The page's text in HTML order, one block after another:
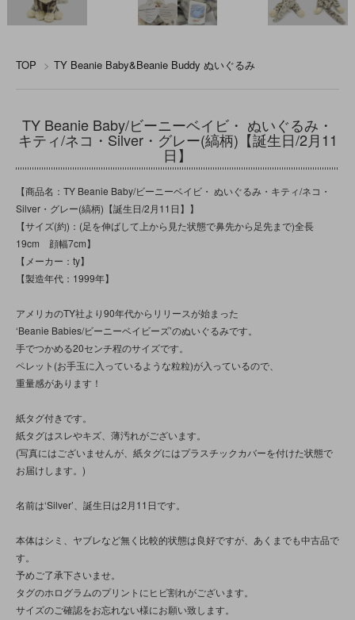
TOP > TY Beanie Baby&Beanie Buddy ぬいぐるみ
TY Beanie Baby/ビーニーベイビ・ ぬいぐるみ・
キティ/ネコ・Silver・グレー(縞柄)【誕生日/2月11
日】
【商品名：TY Beanie Baby/ビーニーベイビ・ ぬいぐるみ・キティ/ネコ・
Silver・グレー(縞柄)【誕生日/2月11日】】
【サイズ(約)：(足を伸ばして上から見た状態で鼻先から足先まで)全長
19cm 顔幅7cm】
【メーカー：ty】
【製造年代：1999年】
アメリカのTY社より90年代からリリースが始まった
‘Beanie Babies/ビーニーベイビーズ’のぬいぐるみです。
手でつかめる20センチ程のサイズです。
ペレット(お手玉に入っているような粒粒)が入っているので、
重量感があります！
紙タグ付きです。
紙タグはスレやキズ、薄汚れがございます。
(写真にはございませんが、紙タグにはプラスチックカバーを付けた状態で
お届けします。)
名前は‘Silver’、誕生日は2月11日です。
本体はシミ、ヤブレなど無く比較的状態は良好ですが、あくまでも中古品で
す。
予めご了承下さいませ。
タグのホログラムのプリントにヒビ割れがございます。
サイズのご確認をお忘れない様にお願い致します。